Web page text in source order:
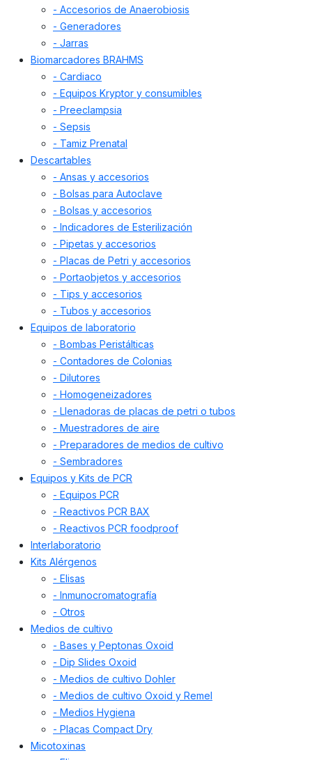
- Accesorios de Anaerobiosis
- Generadores
- Jarras
Biomarcadores BRAHMS
- Cardiaco
- Equipos Kryptor y consumibles
- Preeclampsia
- Sepsis
- Tamiz Prenatal
Descartables
- Ansas y accesorios
- Bolsas para Autoclave
- Bolsas y accesorios
- Indicadores de Esterilización
- Pipetas y accesorios
- Placas de Petri y accesorios
- Portaobjetos y accesorios
- Tips y accesorios
- Tubos y accesorios
Equipos de laboratorio
- Bombas Peristálticas
- Contadores de Colonias
- Dilutores
- Homogeneizadores
- Llenadoras de placas de petri o tubos
- Muestradores de aire
- Preparadores de medios de cultivo
- Sembradores
Equipos y Kits de PCR
- Equipos PCR
- Reactivos PCR BAX
- Reactivos PCR foodproof
Interlaboratorio
Kits Alérgenos
- Elisas
- Inmunocromatografía
- Otros
Medios de cultivo
- Bases y Peptonas Oxoid
- Dip Slides Oxoid
- Medios de cultivo Dohler
- Medios de cultivo Oxoid y Remel
- Medios Hygiena
- Placas Compact Dry
Micotoxinas